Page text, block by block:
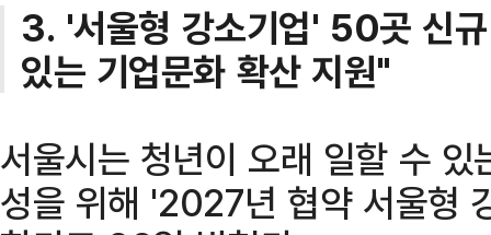
3. '서울형 강소기업' 50곳 신
있는 기업문화 확산 지원"
서울시는 청년이 오래 일할 수
성을 위해 '2027년 협약 서울형